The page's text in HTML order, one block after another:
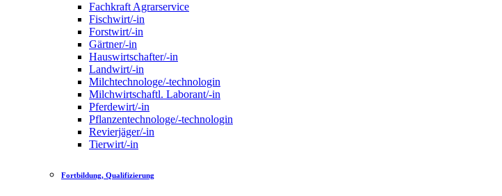
Fachkraft Agrarservice
Fischwirt/-in
Forstwirt/-in
Gärtner/-in
Hauswirtschafter/-in
Landwirt/-in
Milchtechnologe/-technologin
Milchwirtschaftl. Laborant/-in
Pferdewirt/-in
Pflanzentechnologe/-technologin
Revierjäger/-in
Tierwirt/-in
Fortbildung, Qualifizierung